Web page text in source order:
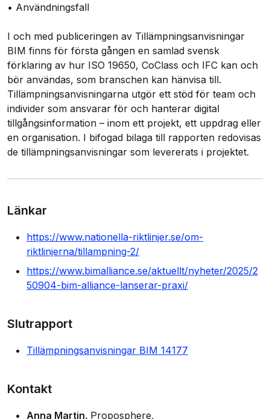
• Användningsfall
I och med publiceringen av Tillämpningsanvisningar
BIM finns för första gången en samlad svensk
förklaring av hur ISO 19650, CoClass och IFC kan och
bör användas, som branschen kan hänvisa till.
Tillämpningsanvisningarna utgör ett stöd för team och
individer som ansvarar för och hanterar digital
tillgångsinformation – inom ett projekt, ett uppdrag eller
en organisation. I bifogad bilaga till rapporten redovisas
de tillämpningsanvisningar som levererats i projektet.
Länkar
https://www.nationella-riktlinjer.se/om-
riktlinjerna/tillampning-2/
https://www.bimalliance.se/aktuellt/nyheter/2025/2
50904-bim-alliance-lanserar-praxi/
Slutrapport
Tillämpningsanvisningar BIM 14177
Kontakt
Anna Martin Proposphere